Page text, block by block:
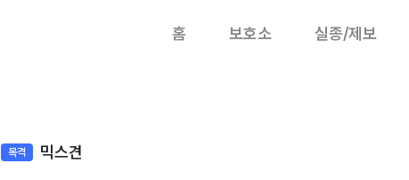
홈 보호소 실종/제보
목격 믹스견